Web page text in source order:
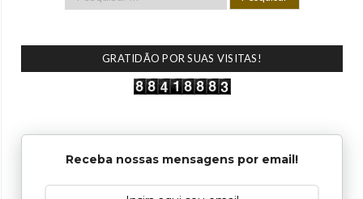
GRATIDÃO POR SUAS VISITAS!
Receba nossas mensagens por email!